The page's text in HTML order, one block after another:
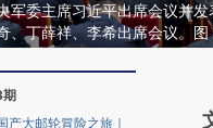
军委主席习近平出席会议并
、丁薛祥、李希出席会议。
期
产大邮轮冒险之旅｜
文